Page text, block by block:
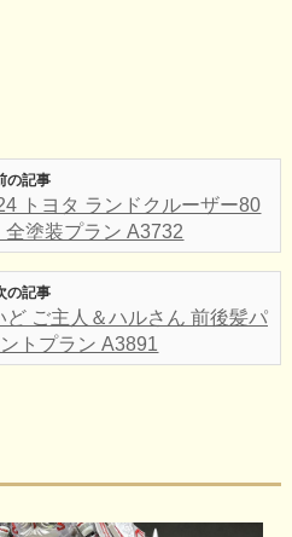
の記事
トヨタ ランドクルーザー80
塗装プラン A3732
の記事
ご主人＆ハルさん 前後髪パ
トプラン A3891